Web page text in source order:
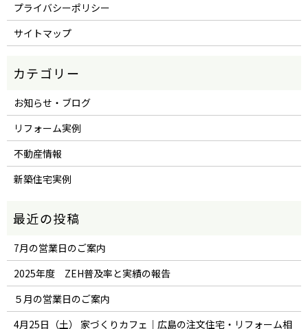
プライバシーポリシー
サイトマップ
お知らせ・ブログ
リフォーム実例
不動産情報
新築住宅実例
7月の営業日のご案内
2025年度 ZEH普及率と実績の報告
５月の営業日のご案内
4月25日（土） 家づくりカフェ｜広島の注文住宅・リフォーム相